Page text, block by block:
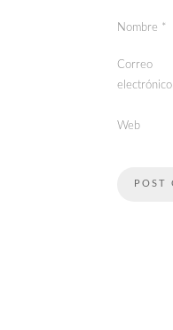
Nombre *
Correo
electrónico
Web